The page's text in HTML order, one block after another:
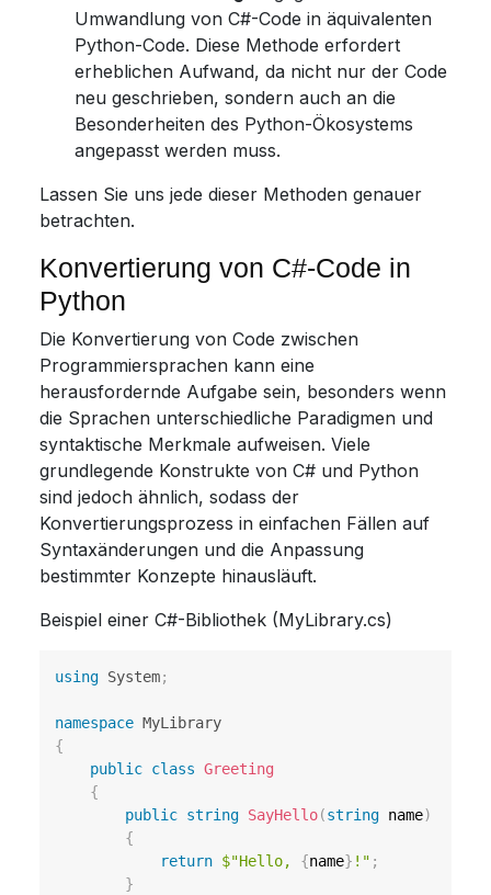
Umwandlung von C#-Code in äquivalenten
Python-Code. Diese Methode erfordert
erheblichen Aufwand, da nicht nur der Code
neu geschrieben, sondern auch an die
Besonderheiten des Python-Ökosystems
angepasst werden muss.
Lassen Sie uns jede dieser Methoden genauer
betrachten.
Konvertierung von C#-Code in
Python
Die Konvertierung von Code zwischen
Programmiersprachen kann eine
herausfordernde Aufgabe sein, besonders wenn
die Sprachen unterschiedliche Paradigmen und
syntaktische Merkmale aufweisen. Viele
grundlegende Konstrukte von C# und Python
sind jedoch ähnlich, sodass der
Konvertierungsprozess in einfachen Fällen auf
Syntaxänderungen und die Anpassung
bestimmter Konzepte hinausläuft.
Beispiel einer C#-Bibliothek (MyLibrary.cs)
using System;
namespace MyLibrary
{
public class Greeting
{
public string SayHello(string name)
{
return $"Hello, {name} !" ;
}